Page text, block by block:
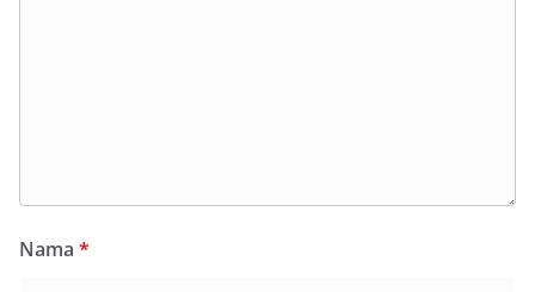
Nama *